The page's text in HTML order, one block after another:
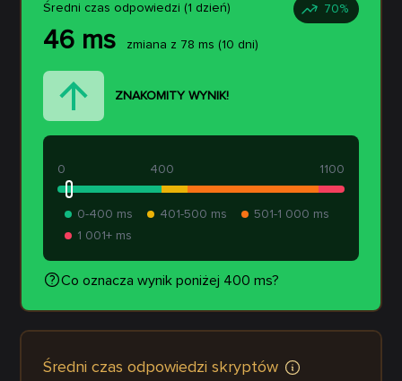
Średni czas odpowiedzi (1 dzień) 70%
46 ms zmiana z 78 ms (10 dni)
ZNAKOMITY WYNIK!
400
0 1100
0-400 ms 401-500 ms
501-1 000 ms
1 001+ ms
Co oznacza wynik poniżej 400 ms?
Średni czas odpowiedzi skryptów